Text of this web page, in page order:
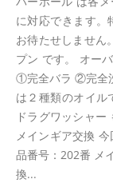
に対応できます。
お待たせしません
プン です。 オー
①完全バラ ②完全
は２種類のオイル
ドラグワッシャ
メインギア交換
品番号：202番 メ
換...